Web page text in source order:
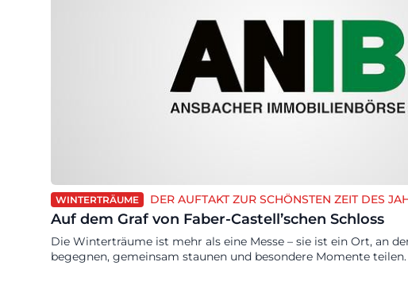
WINTERTRÄUME DER AUFTAKT ZUR SCHÖNSTEN ZEIT DES
Auf dem Graf von Faber-Castell’schen Schloss
Die Winterträume ist mehr als eine Messe – sie ist ein Ort, an
begegnen, gemeinsam staunen und besondere Momente teilen.